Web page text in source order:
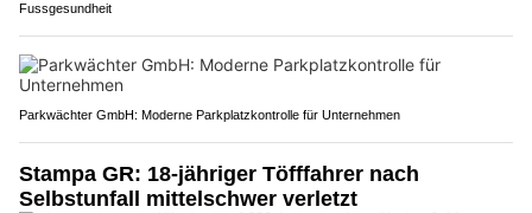
Fussgesundheit
Parkwächter GmbH: Moderne Parkplatzkontrolle für Unternehmen
Stampa GR: 18-jähriger Töfffahrer nach
Selbstunfall mittelschwer verletzt